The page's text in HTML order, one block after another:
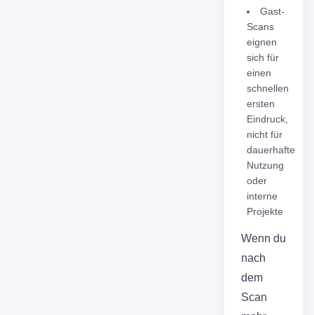
Gast-
Scans
eignen
sich für
einen
schnellen
ersten
Eindruck,
nicht für
dauerhafte
Nutzung
oder
interne
Projekte
Wenn du
nach
dem
Scan